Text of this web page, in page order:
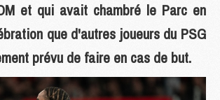
et qui avait chambré le Parc en
que d'autres joueurs du PSG
prévu de faire en cas de but.